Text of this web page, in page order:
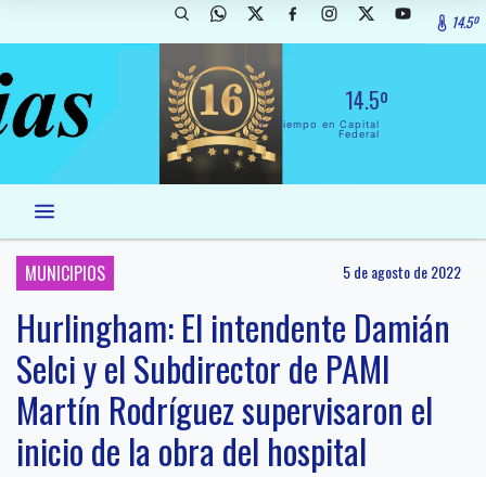
14.5º
14.5º
El Tiempo en Capital
Federal
MUNICIPIOS 5 de agosto de 2022
Hurlingham: El intendente Damián
Selci y el Subdirector de PAMI
Martín Rodríguez supervisaron el
inicio de la obra del hospital